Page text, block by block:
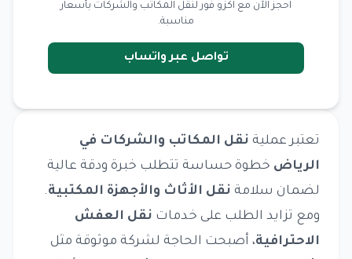
احجز الآن مع اكزو فور لنقل المكاتب والشركات بأسعار
مناسبة.
تواصل عبر واتساب
تعتبر عملية نقل المكاتب والشركات في
الرياض خطوة حساسة تتطلب خبرة ودقة عالية
لضمان سلامة نقل الأثاث والأجهزة المكتبية.
ومع تزايد الطلب على خدمات نقل العفش
الاحترافية، أصبحت الحاجة لشركة موثوقة مثل